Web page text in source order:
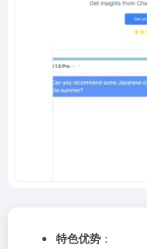
特色优势 ：